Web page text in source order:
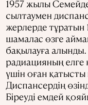
1957 жылы
сылтаумен
жерлерде
шамалас өзге
бақылауға
радиацияның елге
үшін оған
Диспансердің
Біреуді емдей